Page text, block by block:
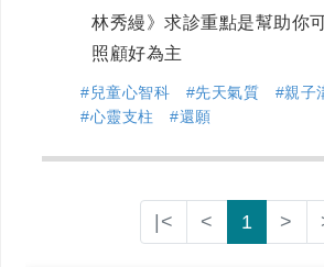
林秀縵》求診重點是幫助你
照顧好為主
#兒童心智科 #先天氣質
#親子
#心靈支柱
#還願
|< < 1 >